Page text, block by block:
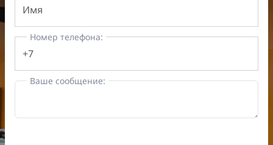
Номер телефона:
Ваше сообщение: